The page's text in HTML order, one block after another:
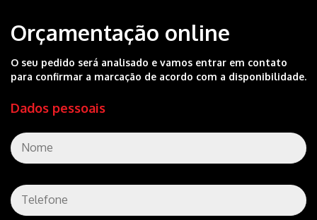
Orçamentação online
O seu pedido será analisado e vamos entrar em contato
para confirmar a marcação de acordo com a disponibilidade.
Dados pessoais